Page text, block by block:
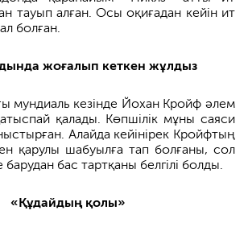
тауып алған. Осы оқиғадан кейін ит
болған.
жоғалып кеткен жұлдыз
мундиаль кезінде Йохан Кройф әлем
қалады. Көпшілік мұны саяси
Алайда кейінірек Кройфтың
қарулы шабуылға тап болғаны, сол
барудан бас тартқаны белгілі болды.
«Құдайдың қолы»